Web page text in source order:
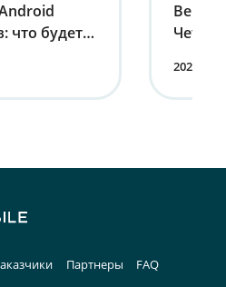
что будет с
лица
2026-07-
Партнеры
FAQ